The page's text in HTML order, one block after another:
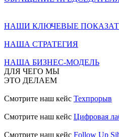
НАШИ КЛЮЧЕВЫЕ
НАША СТРАТЕГИЯ
НАША БИЗНЕС-МОДЕЛЬ
ДЛЯ ЧЕГО МЫ
ЭТО ДЕЛАЕМ
Смотрите наш кейс Техпрорыв
Смотрите наш кейс Цифровая
Смотрите наш кейс Follow Up